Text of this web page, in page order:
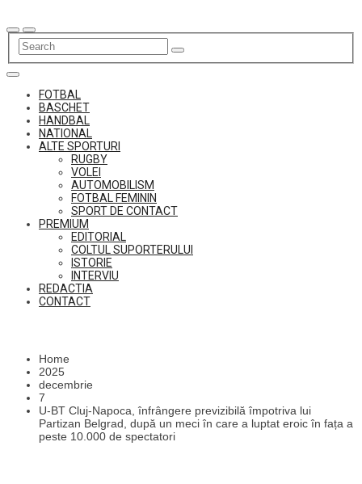
to
content
FOTBAL
BASCHET
HANDBAL
NATIONAL
ALTE SPORTURI
RUGBY
VOLEI
AUTOMOBILISM
FOTBAL FEMININ
SPORT DE CONTACT
PREMIUM
EDITORIAL
COLTUL SUPORTERULUI
ISTORIE
INTERVIU
REDACTIA
CONTACT
Home
2025
decembrie
7
U-BT Cluj-Napoca, înfrângere previzibilă împotriva lui
Partizan Belgrad, după un meci în care a luptat eroic în fața a
peste 10.000 de spectatori